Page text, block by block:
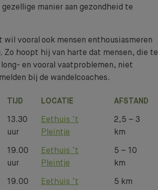
manier aan gezondheid te
vooral ook mensen enthousiasmeren
Zo hoopt hij van harte dat mensen, die te
en vooral vaatproblemen, niet
bij de wandelcoaches.
TIJD LOCATIE AFSTAND
13.30
uur
Eethuis ’t
Pleintje
2,5 – 3
km
19.00
uur
Eethuis ’t
Pleintje
5 – 10
km
19.00
Eethuis ’t
5 km
graag